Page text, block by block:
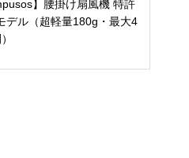
】腰掛け扇風機 特許
デル（超軽量180g・最大4